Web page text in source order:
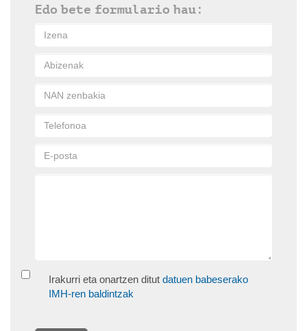
Edo bete formulario hau:
Irakurri eta onartzen ditut datuen babeserako
IMH-ren baldintzak